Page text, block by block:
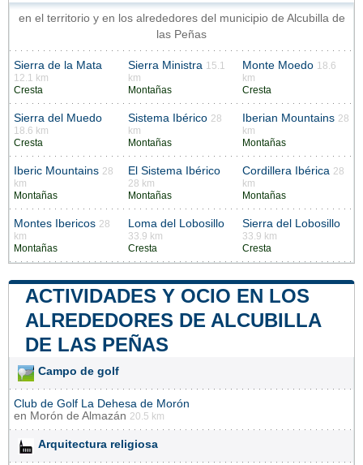
en el territorio y en los alrededores del municipio de Alcubilla de
las Peñas
Sierra de la Mata
12.1 km
Cresta
Sierra Ministra 15.1
km
Montañas
Monte Moedo 18.6
km
Cresta
Sierra del Muedo
18.6 km
Cresta
Sistema Ibérico 28
km
Montañas
Iberian Mountains 28
km
Montañas
Iberic Mountains 28
km
Montañas
El Sistema Ibérico
28 km
Montañas
Cordillera Ibérica 28
km
Montañas
Montes Ibericos 28
km
Montañas
Loma del Lobosillo
33.9 km
Cresta
Sierra del Lobosillo
33.9 km
Cresta
ACTIVIDADES Y OCIO EN LOS
ALREDEDORES DE ALCUBILLA
DE LAS PEÑAS
Campo de golf
Club de Golf La Dehesa de Morón
en Morón de Almazán 20.5 km
Arquitectura religiosa